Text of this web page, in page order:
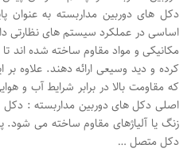
دکل های دوربین مداربسته به عنوان
اساسی در عملکرد سیستم های نظارتی
مکانیکی و مواد مقاوم ساخته شده اند
کرده و دید وسیعی ارائه دهند. علاوه
که مقاومت بالا در برابر شرایط آب و
اصلی دکل های دوربین مداربسته : دکل
زنگ یا آلیاژهای مقاوم ساخته می شود.
دکل متصل …